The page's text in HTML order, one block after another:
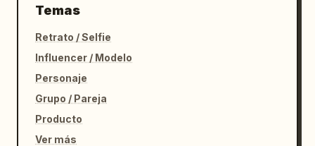
Temas
Retrato / Selfie
Influencer / Modelo
Personaje
Grupo / Pareja
Producto
Ver más